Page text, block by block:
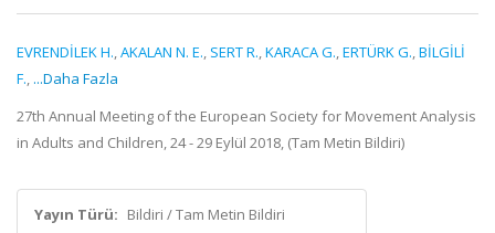
EVRENDİLEK H.,AKALAN N. E., SERT R.,KARACA G.,ERTÜRK G.,BİLGİLİ
F., ...Daha Fazla
27th Annual Meeting of the European Society for Movement Analysis
in Adults and Children, 24 - 29 Eylül 2018, (Tam Metin Bildiri)
Yayın Türü: Bildiri / Tam Metin Bildiri